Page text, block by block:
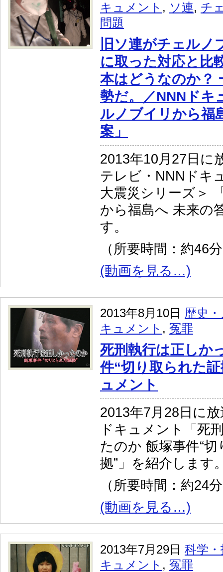
キュメント , ソ連, チ
問題
旧ソ連がチェルノ
に取った対応と比
本はどうなのか？
勢だ。／NNNドキ
ルノブイリから福
案」
2013年10月27日に
テレビ・NNNドキ
大震災シリーズ＞
から福島へ 未来の
す。
（所要時間：約46
(動画を見る…)
2013年8月10日 歴史
キュメント , 冤罪
死刑執行は正しか
件“切り取られた
ュメント
2013年7月28日に
ドキュメント「死
たのか 飯塚事件“
拠”」を紹介します
（所要時間：約24
(動画を見る…)
2013年7月29日 科学
キュメント , 冤罪